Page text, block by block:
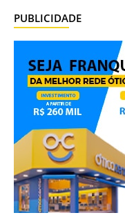
PUBLICIDADE